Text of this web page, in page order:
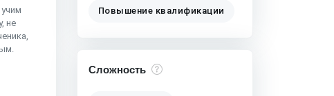
не
Повышение квалификации
Сложность